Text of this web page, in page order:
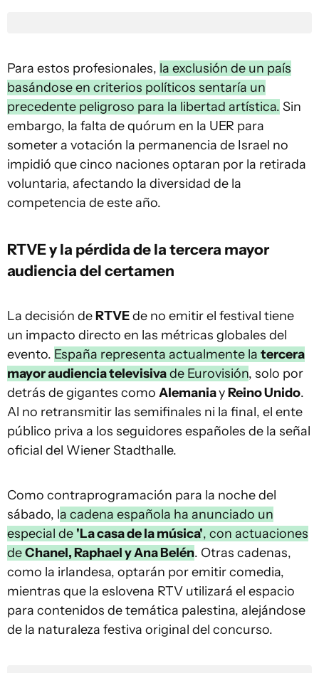
Para estos profesionales, la exclusión de un país
basándose en criterios políticos sentaría un
precedente peligroso para la libertad artística. Sin
embargo, la falta de quórum en la UER para
someter a votación la permanencia de Israel no
impidió que cinco naciones optaran por la retirada
voluntaria, afectando la diversidad de la
competencia de este año.
RTVE y la pérdida de la tercera mayor
audiencia del certamen
La decisión deRTVEde no emitir el festival tiene
un impacto directo en las métricas globales del
evento. España representa actualmente la tercera
mayor audiencia televisivade Eurovisión, solo por
detrás de gigantes como AlemaniayReino Unido.
Al no retransmitir las semifinales ni la final, el ente
público priva a los seguidores españoles de la señal
oficial del Wiener Stadthalle.
Como contraprogramación para la noche del
sábado, la cadena española ha anunciado un
especial de 'La casa de la música', con actuaciones
deChanel, Raphael y Ana Belén. Otras cadenas,
como la irlandesa, optarán por emitir comedia,
mientras que la eslovena RTV utilizará el espacio
para contenidos de temática palestina, alejándose
de la naturaleza festiva original del concurso.